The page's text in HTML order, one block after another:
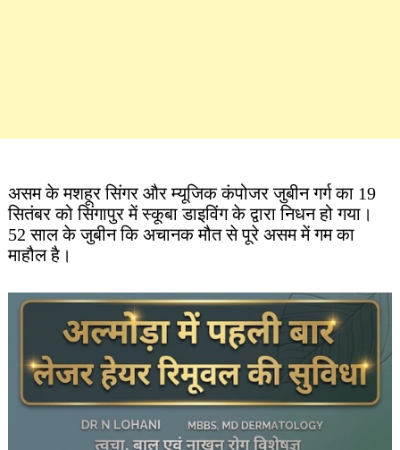
असम के मशहूर सिंगर और म्यूजिक कंपोजर जुबीन गर्ग का 19
सितंबर को सिंगापुर में स्कूबा डाइविंग के द्वारा निधन हो गया।
52 साल के जुबीन कि अचानक मौत से पूरे असम में गम का
माहौल है।